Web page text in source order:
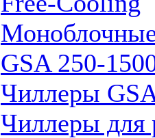
GSA 250-
Чиллеры
Чиллеры для